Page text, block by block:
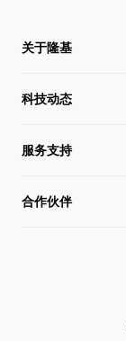
关于隆基
关于隆基
全球化布局
管理层信息
科技动态
硅片价格
行业动态
服务支持
下载中心
合作伙伴